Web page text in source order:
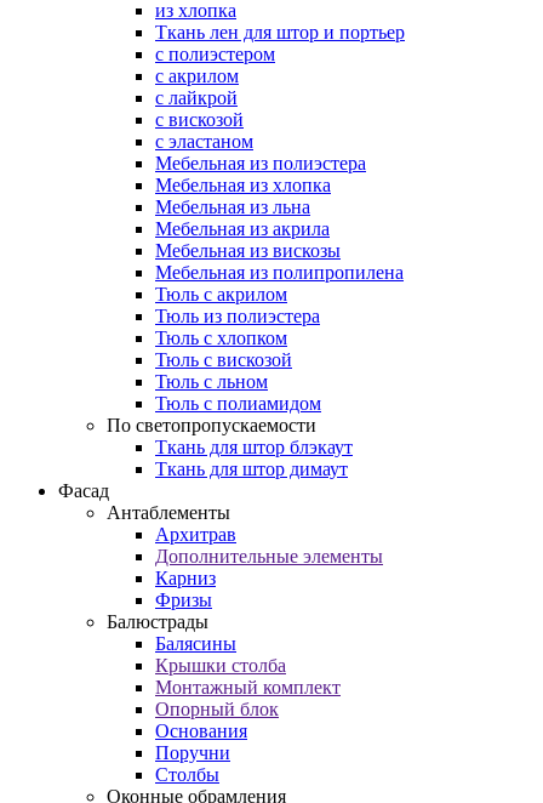
из хлопка
Ткань лен для штор и портьер
с полиэстером
с акрилом
с лайкрой
с вискозой
с эластаном
Мебельная из полиэстера
Мебельная из хлопка
Мебельная из льна
Мебельная из акрила
Мебельная из вискозы
Мебельная из полипропилена
Тюль с акрилом
Тюль из полиэстера
Тюль с хлопком
Тюль с вискозой
Тюль с льном
Тюль с полиамидом
По светопропускаемости
Ткань для штор блэкаут
Ткань для штор димаут
Фасад
Антаблементы
Архитрав
Дополнительные элементы
Карниз
Фризы
Балюстрады
Балясины
Крышки столба
Монтажный комплект
Опорный блок
Основания
Поручни
Столбы
Оконные обрамления